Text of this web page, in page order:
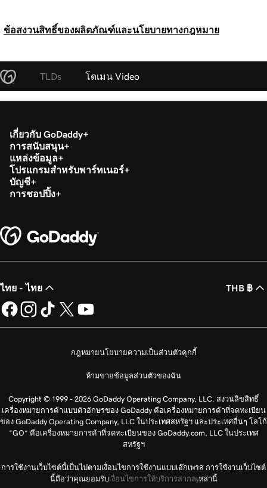
ข้อสงวนสิทธิ์ของผลิตภัณฑ์และนโยบายทางกฎหมาย
TLDs โดเมน Video
เกี่ยวกับ GoDaddy
การสนับสนุน
แหล่งข้อมูล
โปรแกรมสำหรับพาร์ทเนอร์
บัญชี
การชอปปิ้ง
ไทย - ไทย THB ฿
กฎหมายนโยบายความเป็นส่วนตัวคุกกี้
ห้ามขายข้อมูลส่วนตัวของฉัน
Copyright © 1999 - 2026 GoDaddy Operating Company, LLC. สงวนลิขสิทธิ์
เครื่องหมายการค้าแบบตัวอักษรของ GoDaddy คือเครื่องหมายการค้าที่จดทะเบียน
ของ GoDaddy Operating Company, LLC ในประเทศสหรัฐฯ และประเทศอื่นๆ โลโก้
“GO” คือเครื่องหมายการค้าที่จดทะเบียนของ GoDaddy.com, LLC ในประเทศ
สหรัฐฯ
การใช้งานเว็บไซต์นี้เป็นไปตามเงื่อนไขการใช้งานแบบเอ๊กเพรส การใช้งานเว็บไซต์
นี้ถือว่าคุณยอมรับเงื่อนไขการให้บริการสากลเหล่านี้